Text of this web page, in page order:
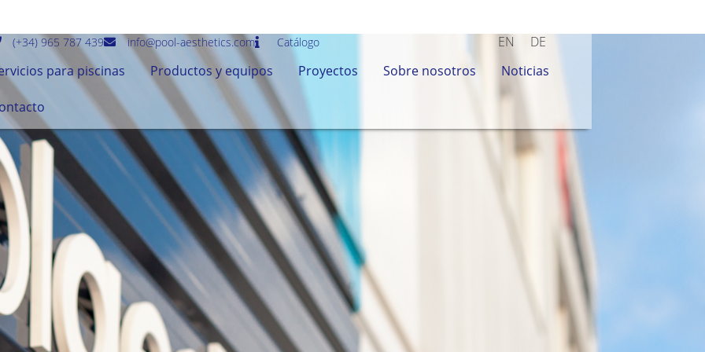
(+34) 965 787 439 info@pool-aesthetics.com Catálogo EN
DE
para piscinas
Productos y equipos Proyectos Sobre nosotros Noticias